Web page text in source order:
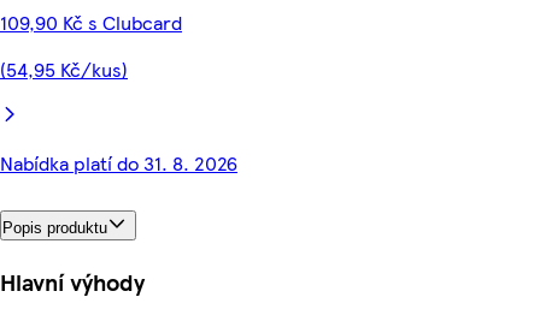
109,90 Kč s Clubcard
(54,95 Kč/kus)
Nabídka platí do 31. 8. 2026
Popis produktu
Hlavní výhody